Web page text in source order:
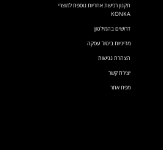
תקנון רכישת אחריות נוספת למוצרי
KONKA
דרושים בהמילטון
מדיניות ביטול עסקה
הצהרת נגישות
יצירת קשר
מפת אתר